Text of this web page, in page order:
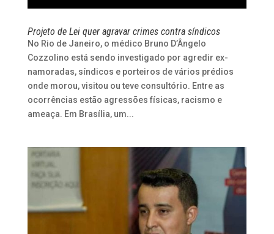
Projeto de Lei quer agravar crimes contra síndicos
No Rio de Janeiro, o médico Bruno D’Ângelo
Cozzolino está sendo investigado por agredir ex-
namoradas, síndicos e porteiros de vários prédios
onde morou, visitou ou teve consultório. Entre as
ocorrências estão agressões físicas, racismo e
ameaça. Em Brasília, um...